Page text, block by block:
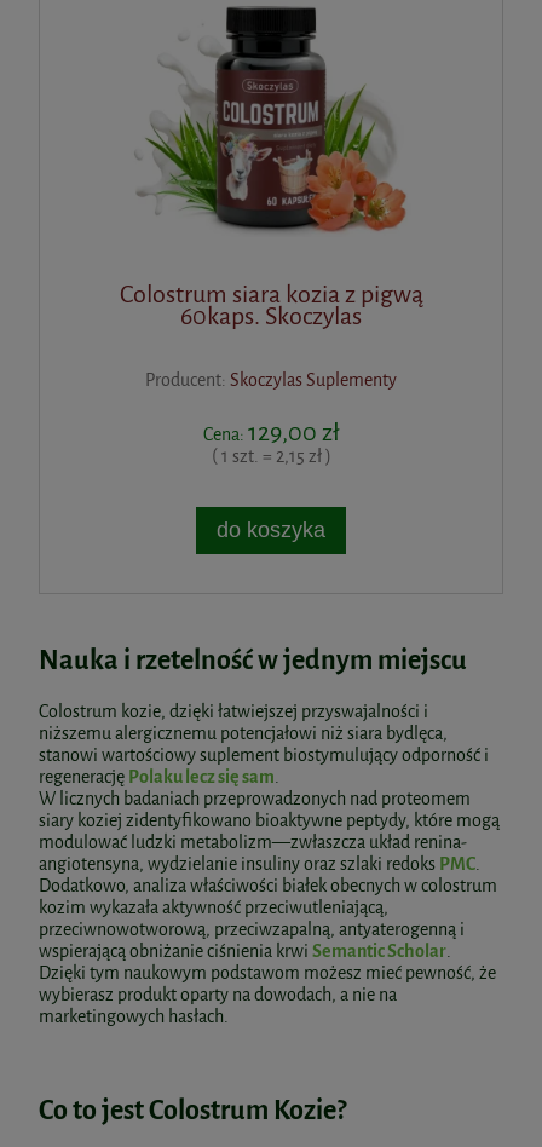
Colostrum siara kozia z pigwą
60kaps. Skoczylas
Producent: Skoczylas Suplementy
Cena: 129,00 zł
( 1 szt. = 2,15 zł )
do koszyka
Nauka i rzetelność w jednym miejscu
Colostrum kozie, dzięki łatwiejszej przyswajalności i
niższemu alergicznemu potencjałowi niż siara bydlęca,
stanowi wartościowy suplement biostymulujący odporność i
regenerację Polaku lecz się sam.
W licznych badaniach przeprowadzonych nad proteomem
siary koziej zidentyfikowano bioaktywne peptydy, które mogą
modulować ludzki metabolizm—zwłaszcza układ renina-
angiotensyna, wydzielanie insuliny oraz szlaki redoks PMC.
Dodatkowo, analiza właściwości białek obecnych w colostrum
kozim wykazała aktywność przeciwutleniającą,
przeciwnowotworową, przeciwzapalną, antyaterogenną i
wspierającą obniżanie ciśnienia krwi Semantic Scholar.
Dzięki tym naukowym podstawom możesz mieć pewność, że
wybierasz produkt oparty na dowodach, a nie na
marketingowych hasłach.
Co to jest Colostrum Kozie?